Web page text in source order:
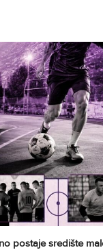
postaje središte